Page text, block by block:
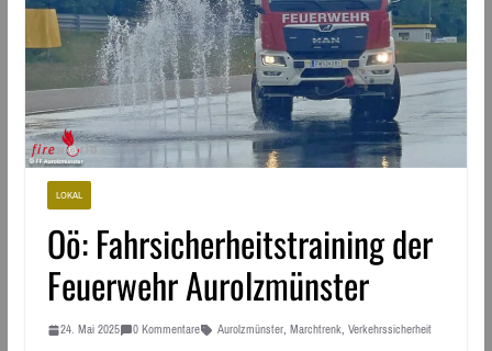
LOKAL
Oö: Fahrsicherheitstraining der
Feuerwehr Aurolzmünster
24. Mai 2025 0 Kommentare Aurolzmünster, Marchtrenk, Verkehrssicherheit